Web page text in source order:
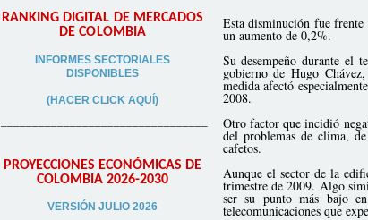
RANKING DIGITAL DE MERCADOS
DE COLOMBIA
INFORMES SECTORIALES
DISPONIBLES
(HACER CLICK AQUÍ)
–––––––––––––––––––––––––––––––––
PROYECCIONES ECONÓMICAS DE
COLOMBIA 2026-2030
VERSIÓN JULIO 2026
Esta disminución fue
un aumento de 0,2%.
Su desempeño durante el
gobierno de Hugo
medida afectó
2008.
Otro factor que incidió
del problemas de clima,
cafetos.
Aunque el sector de la
trimestre de 2009. Algo
ser su punto más bajo
telecomunicaciones que